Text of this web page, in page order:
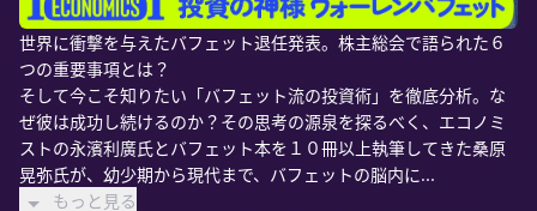
世界に衝撃を与えたバフェット退任発表。株主総会で語られた６
つの重要事項とは？
そして今こそ知りたい「バフェット流の投資術」を徹底分析。な
ぜ彼は成功し続けるのか？その思考の源泉を探るべく、エコノミ
ストの永濱利廣氏とバフェット本を１０冊以上執筆してきた桑原
晃弥氏が、幼少期から現代まで、バフェットの脳内に...
もっと見る